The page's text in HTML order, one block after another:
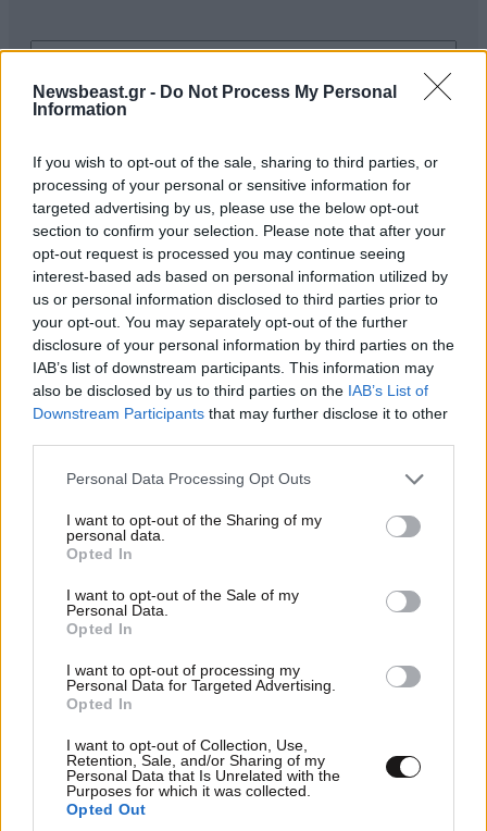
Newsbeast.gr - Do Not Process My Personal
Information
If you wish to opt-out of the sale, sharing to third parties, or
processing of your personal or sensitive information for
targeted advertising by us, please use the below opt-out
section to confirm your selection. Please note that after your
opt-out request is processed you may continue seeing
interest-based ads based on personal information utilized by
us or personal information disclosed to third parties prior to
your opt-out. You may separately opt-out of the further
disclosure of your personal information by third parties on the
IAB’s list of downstream participants. This information may
also be disclosed by us to third parties on the IAB’s List of
Downstream Participants that may further disclose it to other
Please note that this website/app uses one or more Google
not limited to your visit or usage behaviour. You may click to
grant or deny consent to Google and its third-party tags to
use your data for below specified purposes in below Google
consent section.
Personal Data Processing Opt Outs
I want to opt-out of the Sharing of my
personal data.
Opted In
I want to opt-out of the Sale of my
Personal Data.
Opted In
I want to opt-out of processing my
Personal Data for Targeted Advertising.
Opted In
I want to opt-out of Collection, Use,
Retention, Sale, and/or Sharing of my
Personal Data that Is Unrelated with the
Purposes for which it was collected.
Opted Out
Xαρακτήρες: 0/1000
Διαβάστε και ακολουθήστε τους κανόνες σχολιασμού
ΠΡΟΣΘΗΚΗ
28·05·2026 13:54
σώπα ρε φιλαράκο που δεν θα έχουμε ωράριο για να
επιτύχουμε σε τι; στο να πάρουμε μία θέση από το
κεντρικό ταμείο ή μήπως από πωλήτρια στο ταμείο
του καταστήματος ή μηπως στις παραγγελίες; Και
βγάλεις ΕΣΥ λεφτά έχεις ανάγκη εμένα και για να
βγάλω και λεφτά έχω ανάγκη και σένα. Δεν είμαι
να δουλέψω σε σένα δεν βάζεις και συ φράγκο.
Οπότε φρόντιζε να έχω ωράριο, να είμαι
ικανοποιημένος από μισθό και διευκολύνσεις για την
προσωπική μου ζωή και οργάνωση και εγώ θα σου
δουλέψω. Αλλά ΟΧΙ δεν θα παρατήσω την οικογένεια
μου για να δουλεύω βράδυ πρωί σε σένα με το τάχα